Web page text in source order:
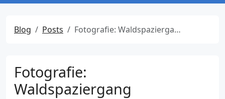
Blog Posts Fotografie: Waldspaziergang
Fotografie:
Waldspaziergang